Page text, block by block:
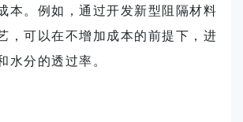
本。例如，通过开发新型阻隔材料
，可以在不增加成本的前提下，进
水分的透过率。